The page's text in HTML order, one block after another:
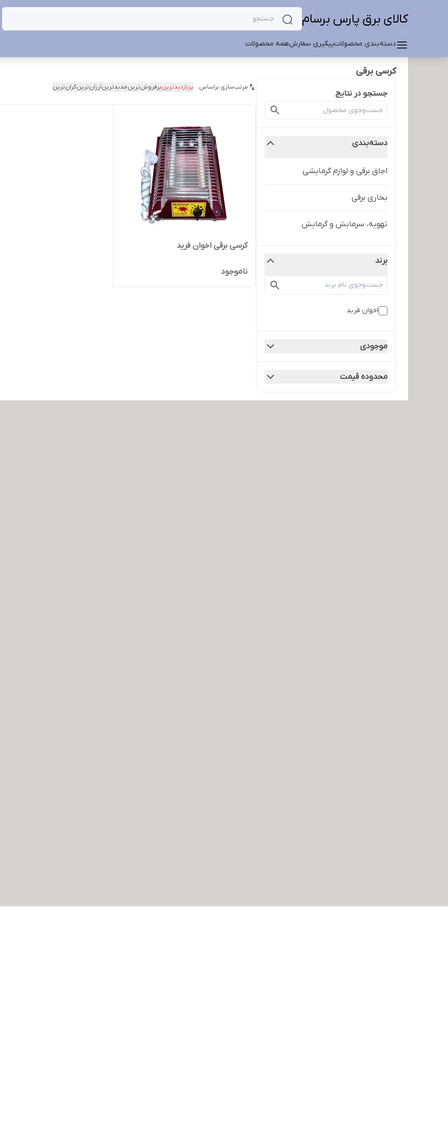
کالای برق پارس برسام
دسته‌بندی محصولاتپیگیری سفارشهمه محصولات
کرسی برقی
جستجو در نتایج
دسته‌بندی
اجاق برقی و لوازم گرمایشی
بخاری برقی
تهویه، سرمایش و گرمایش
برند
اخوان فرید
موجودی
محدوده قیمت
مرتب‌سازی براساس: پربازدیدترینپرفروش‌ترینجدیدترینارزان‌ترینگران‌ترین
کرسی برقی اخوان فرید
ناموجود